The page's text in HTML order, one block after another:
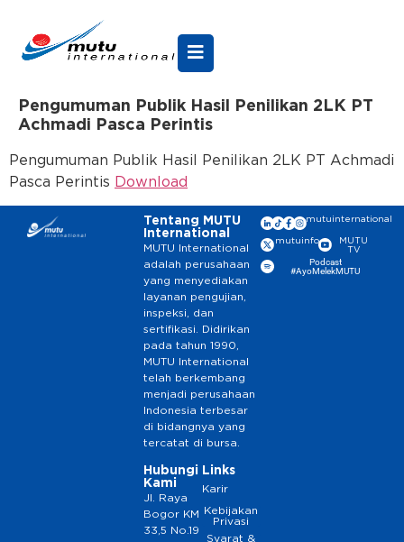
Pengumuman Publik Hasil Penilikan 2LK PT
Achmadi Pasca Perintis
Pengumuman Publik Hasil Penilikan 2LK PT Achmadi
Pasca Perintis Download
Tentang MUTU
International
MUTU International
adalah perusahaan
yang menyediakan
layanan pengujian,
inspeksi, dan
sertifikasi. Didirikan
pada tahun 1990,
MUTU International
telah berkembang
menjadi perusahaan
Indonesia terbesar
di bidangnya yang
tercatat di bursa.
Hubungi
Kami
Jl. Raya
Bogor KM
33,5 No.19
Links
Karir
Kebijakan
Privasi
Syarat &
mutuinternational
mutuinfo
MUTU
TV
Podcast
#AyoMelekMUTU